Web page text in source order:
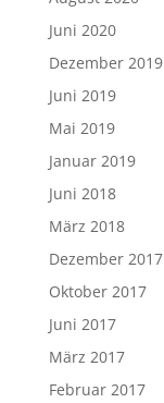
Juni 2020
Dezember 2019
Juni 2019
Mai 2019
Januar 2019
Juni 2018
März 2018
Dezember 2017
Oktober 2017
Juni 2017
März 2017
Februar 2017